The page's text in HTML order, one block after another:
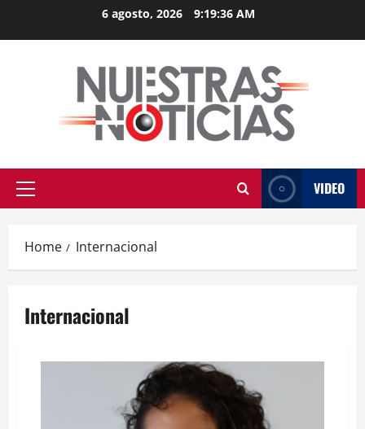
6 agosto, 2026 9:19:37 AM
Primary
VIDEO
Home Internacional
Internacional